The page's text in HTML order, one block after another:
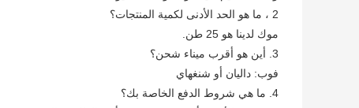
2 ، ما هو الحد الأدنى لكمية المنتجات؟
موك لدينا هو 25 طن.
3. أين هو أقرب ميناء شحن؟
فوب: داليان أو شنغهاي
4. ما هي شروط الدفع الخاصة بك؟